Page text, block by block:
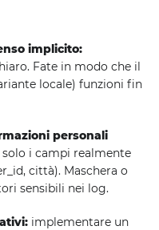
implicito:
Fate in modo che il
locale) funzioni fin
personali
i campi realmente
città). Maschera o
sensibili nei log.
implementare un